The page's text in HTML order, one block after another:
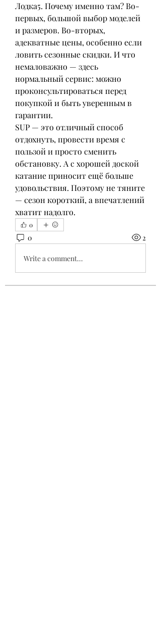
Лодка5. Почему именно там? Во-
первых, большой выбор моделей
и размеров. Во-вторых,
адекватные цены, особенно если
ловить сезонные скидки. И что
немаловажно — здесь
нормальный сервис: можно
проконсультироваться перед
покупкой и быть уверенным в
гарантии.
SUP — это отличный способ
отдохнуть, провести время с
пользой и просто сменить
обстановку. А с хорошей доской
катание приносит ещё больше
удовольствия. Поэтому не тяните
— сезон короткий, а впечатлений
хватит надолго.
0
0 2
Write a comment...